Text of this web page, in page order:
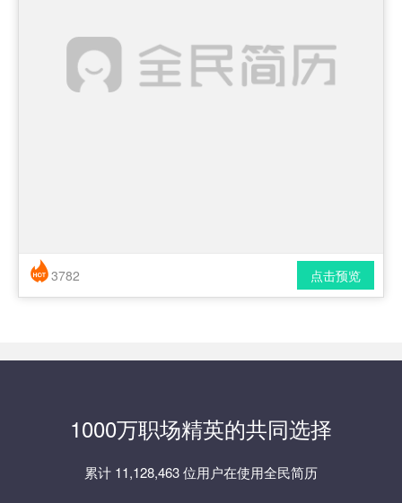
简历风格： 时尚 / 简洁 / 应届生
点击预览
3782
1000万职场精英的共同选择
累计 11,128,463 位用户在使用全民简历